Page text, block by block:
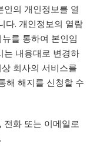
의 개인정보를 열
다. 개인정보의 열람
를 통하여 본인임
는 내용대로 변경하
회사의 서비스를
해 해지를 신청할 수
화 또는 이메일로